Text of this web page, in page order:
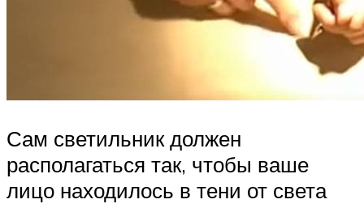
Сам светильник должен
располагаться так, чтобы ваше
лицо находилось в тени от света